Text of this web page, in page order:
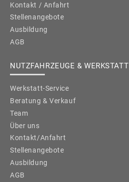
Kontakt / Anfahrt
Stellenangebote
Ausbildung
AGB
NUTZFAHRZEUGE & WERKSTATT
Werkstatt-Service
Beratung & Verkauf
Team
Über uns
Kontakt/Anfahrt
Stellenangebote
Ausbildung
AGB